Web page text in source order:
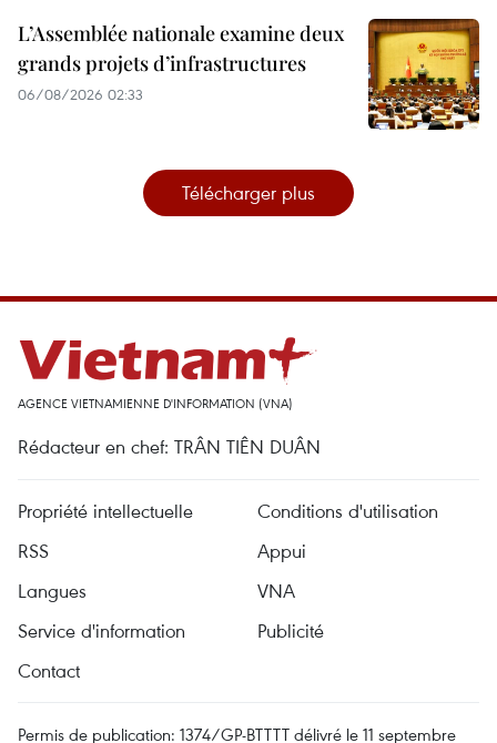
L’Assemblée nationale examine deux
grands projets d’infrastructures
06/08/2026 02:33
Télécharger plus
AGENCE VIETNAMIENNE D'INFORMATION (VNA)
Rédacteur en chef: TRÂN TIÊN DUÂN
Propriété intellectuelle
Conditions d'utilisation
RSS
Appui
Langues
VNA
Service d'information
Publicité
Contact
Permis de publication: 1374/GP-BTTTT délivré le 11 septembre